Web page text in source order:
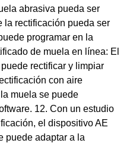
abrasiva pueda ser
la rectificación pueda ser
programar en la
de muela en línea: El
rectificar y limpiar
con aire
muela se puede
12. Con un estudio
el dispositivo AE
puede adaptar a la